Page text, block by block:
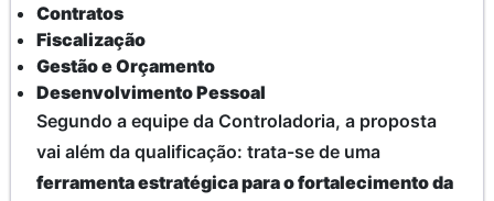
Contratos
Fiscalização
Gestão e Orçamento
Desenvolvimento Pessoal
Segundo a equipe da Controladoria, a proposta
vai além da qualificação: trata-se de uma
ferramenta estratégica para o fortalecimento da